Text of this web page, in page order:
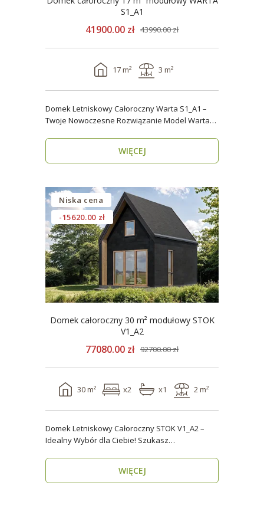
S1_A1
41900.00 zł 43990.00 zł
17 m² 3 m²
Domek Letniskowy Całoroczny Warta S1_A1 –
Twoje Nowoczesne Rozwiązanie Model Warta
WIĘCEJ
Niska cena
-15620.00 zł
Domek całoroczny 30 m² modułowy STOK
V1_A2
77080.00 zł 92700.00 zł
30 m² x2 x1 2 m²
Domek Letniskowy Całoroczny STOK V1_A2 –
Idealny Wybór dla Ciebie! Szukasz
WIĘCEJ